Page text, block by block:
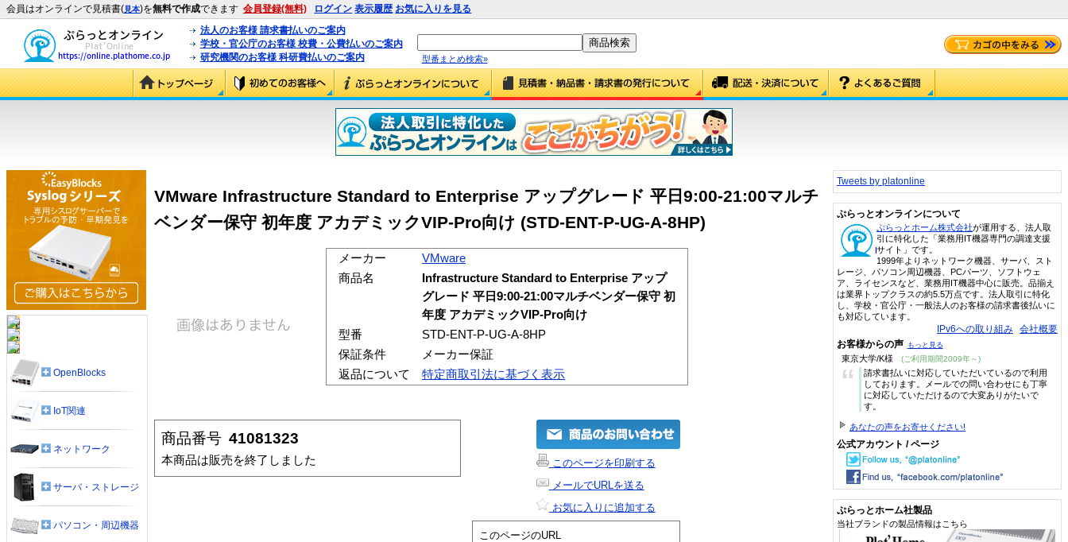
会員はオンラインで見積書(見本)を無料で作成できます 会員登録(無料) ログイン 表示履歴 お気に入りを見る
法人のお客様 請求書払いのご案内
学校・官公庁のお客様 校費・公費払いのご案内
研究機関のお客様 科研費払いのご案内
型番まとめ検索»
VMware Infrastructure Standard to Enterprise アップグレード 平日9:00-21:00マルチ
ベンダー保守 初年度 アカデミックVIP-Pro向け (STD-ENT-P-UG-A-8HP)
メーカー
VMware
商品名
Infrastructure Standard to Enterprise アップ
グレード 平日9:00-21:00マルチベンダー保守 初
年度 アカデミックVIP-Pro向け
型番
STD-ENT-P-UG-A-8HP
保証条件
メーカー保証
返品について
特定商取引法に基づく表示
商品番号 41081323
本商品は販売を終了しました
このページを印刷する
メールでURLを送る
お気に入りに追加する
このページのURL
OpenBlocks
IoT関連
ネットワーク
サーバ・ストレージ
パソコン・周辺機器
Tweets by platonline
ぷらっとオンラインについて
ぷらっとホーム株式会社が運用する、法人取
引に特化した「業務用IT機器専門の調達支援
サイト」です。
1999年よりネットワーク機器、サーバ、スト
レージ、パソコン周辺機器、PCパーツ、ソフトウェ
ア、ライセンスなど、業務用IT機器中心に販売。品揃え
は業界トップクラスの約5.5万点です。法人取引に特化
し、学校・官公庁・一般法人のお客様の請求書後払いに
も対応しています。
IPv6への取り組み 会社概要
お客様からの声 もっと見る
東京大学/K様 (ご利用期間2009年～)
“
請求書払いに対応していただいているので利用
しております。メールでの問い合わせにも丁寧
に対応していただけるので大変ありがたいで
す。
あなたの声をお寄せください!
公式アカウント / ページ
ぷらっとホーム社製品
当社ブランドの製品情報はこちら